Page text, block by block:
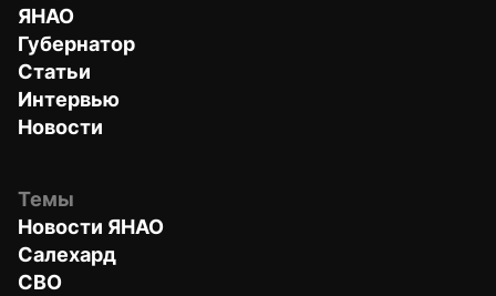
ЯНАО
Губернатор
Статьи
Интервью
Новости
Темы
Новости ЯНАО
Салехард
СВО